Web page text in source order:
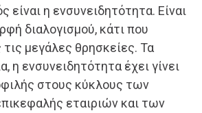
είναι η ενσυνειδητότητα. Είναι
διαλογισμού, κάτι που
μεγάλες θρησκείες. Τα
η ενσυνειδητότητα έχει γίνει
στους κύκλους των
εταιριών και των